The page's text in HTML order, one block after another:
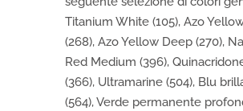
Titanium White (105), Azo
(268), Azo Yellow Deep (270),
Red Medium (396),
(366), Ultramarine (504), Blu
(564), Verde permanente